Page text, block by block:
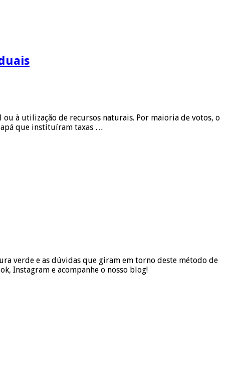
à utilização de recursos naturais. Por maioria de votos, o
que instituíram taxas …
verde e as dúvidas que giram em torno deste método de
Instagram e acompanhe o nosso blog!